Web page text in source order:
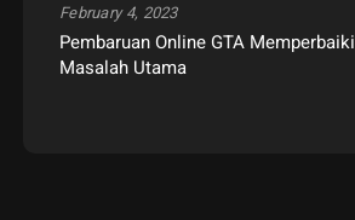
Pembaruan Online GTA Memperbaiki
Masalah Utama
February 4, 2023